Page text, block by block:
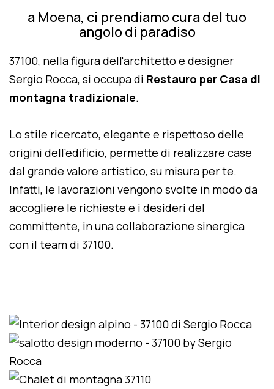
a Moena, ci prendiamo cura del tuo
angolo di paradiso
37100, nella figura dell'architetto e designer
Sergio Rocca, si occupa di Restauro per Casa di
montagna tradizionale.
Lo stile ricercato, elegante e rispettoso delle
origini dell'edificio, permette di realizzare case
dal grande valore artistico, su misura per te.
Infatti, le lavorazioni vengono svolte in modo da
accogliere le richieste e i desideri del
committente, in una collaborazione sinergica
con il team di 37100.